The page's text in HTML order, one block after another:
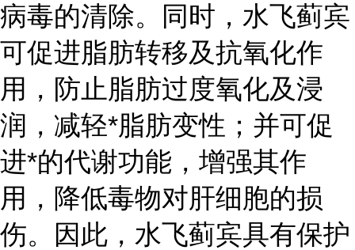
病毒的清除。同时，水飞蓟宾
可促进脂肪转移及抗氧化作
用，防止脂肪过度氧化及浸
润，减轻*脂肪变性；并可促
进*的代谢功能，增强其作
用，降低毒物对肝细胞的损
伤。因此，水飞蓟宾具有保护